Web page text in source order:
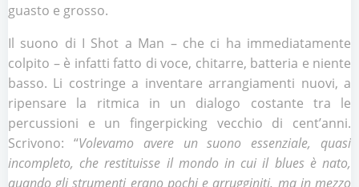
guasto e grosso.
Il suono di I Shot a Man – che ci ha immediatamente
colpito – è infatti fatto di voce, chitarre, batteria e niente
basso. Li costringe a inventare arrangiamenti nuovi, a
ripensare la ritmica in un dialogo costante tra le
percussioni e un fingerpicking vecchio di cent’anni.
Scrivono: “Volevamo avere un suono essenziale, quasi
incompleto, che restituisse il mondo in cui il blues è nato,
quando gli strumenti erano pochi e arrugginiti, ma in mezzo